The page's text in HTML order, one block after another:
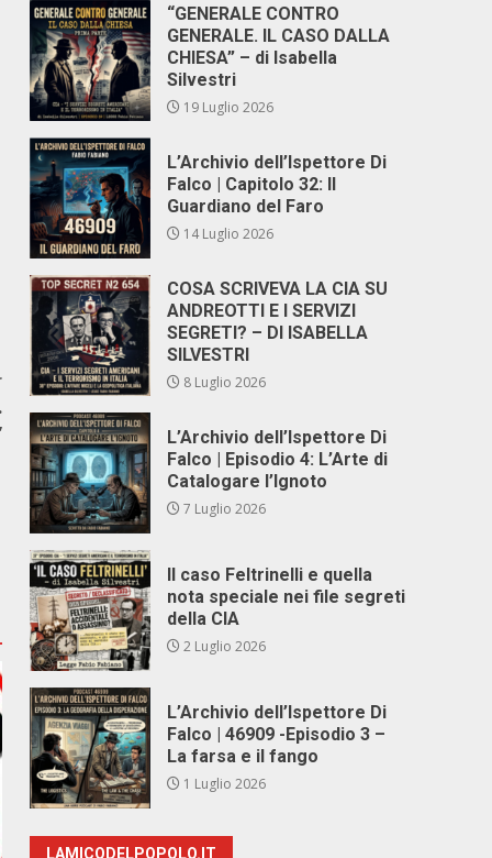
“GENERALE CONTRO
GENERALE. IL CASO DALLA
CHIESA” – di Isabella
Silvestri
19 Luglio 2026
L’Archivio dell’Ispettore Di
Falco | Capitolo 32: Il
Guardiano del Faro
14 Luglio 2026
COSA SCRIVEVA LA CIA SU
ANDREOTTI E I SERVIZI
SEGRETI? – DI ISABELLA
SILVESTRI
8 Luglio 2026
L’Archivio dell’Ispettore Di
Falco | Episodio 4: L’Arte di
Catalogare l’Ignoto
7 Luglio 2026
Il caso Feltrinelli e quella
nota speciale nei file segreti
della CIA
2 Luglio 2026
L’Archivio dell’Ispettore Di
Falco | 46909 -Episodio 3 –
La farsa e il fango
1 Luglio 2026
LAMICODELPOPOLO.IT